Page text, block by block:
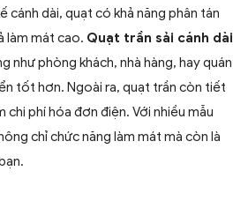
dài, quạt có khả năng phân tán
làm mát cao. Quạt trần sải cánh dài
phòng khách, nhà hàng, hay quán
tốt hơn. Ngoài ra, quạt trần còn tiết
phí hóa đơn điện. Với nhiều mẫu
chỉ chức năng làm mát mà còn là